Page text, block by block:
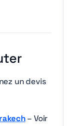
un devis
– Voir